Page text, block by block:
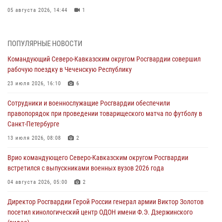
05 августа 2026, 14:44 1
мероприятиях памяти генерала армии Ивана Яковлева
При содействии спецназа Росгвардии задержаны подозреваемые в
организации незаконной миграции в Подмосковье (видео)
В Великом Новгороде СОБР Росгвардии оказал содействие в
задержании подозреваемых в причинении имущественного ущерба
05 августа 2026, 13:53
Формулу безопасности показал спецназ Росгвардии юным
динамовцам Свердловской области
05 августа 2026, 13:50
ПОПУЛЯРНЫЕ НОВОСТИ
Командующий Северо-Кавказским округом Росгвардии совершил
рабочую поездку в Чеченскую Республику
23 июля 2026, 16:10 6
Сотрудники и военнослужащие Росгвардии обеспечили
правопорядок при проведении товарищеского матча по футболу в
Санкт-Петербурге
13 июля 2026, 08:08 2
Врио командующего Северо-Кавказским округом Росгвардии
встретился с выпускниками военных вузов 2026 года
04 августа 2026, 05:00 2
Директор Росгвардии Герой России генерал армии Виктор Золотов
посетил кинологический центр ОДОН имени Ф.Э. Дзержинского